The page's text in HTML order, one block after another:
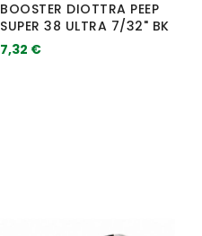
BOOSTER DIOTTRA PEEP
SUPER 38 ULTRA 7/32" BK
7,32 €